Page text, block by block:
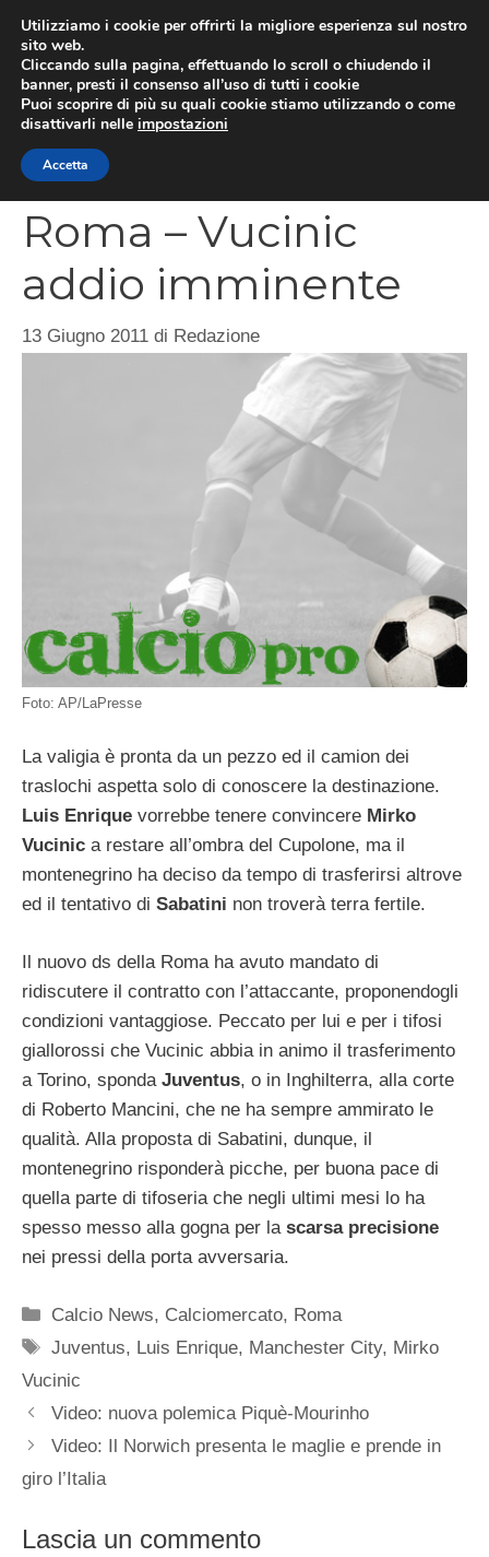
contenuto
Roma – Vucinic
addio imminente
13 Giugno 2011 di Redazione
Foto: AP/LaPresse
La valigia è pronta da un pezzo ed il camion dei
traslochi aspetta solo di conoscere la destinazione.
Luis Enrique vorrebbe tenere convincere Mirko
Vucinic a restare all’ombra del Cupolone, ma il
montenegrino ha deciso da tempo di trasferirsi altrove
ed il tentativo di Sabatini non troverà terra fertile.
Il nuovo ds della Roma ha avuto mandato di
ridiscutere il contratto con l’attaccante, proponendogli
condizioni vantaggiose. Peccato per lui e per i tifosi
giallorossi che Vucinic abbia in animo il trasferimento
a Torino, sponda Juventus, o in Inghilterra, alla corte
di Roberto Mancini, che ne ha sempre ammirato le
qualità. Alla proposta di Sabatini, dunque, il
montenegrino risponderà picche, per buona pace di
quella parte di tifoseria che negli ultimi mesi lo ha
spesso messo alla gogna per la scarsa precisione
nei pressi della porta avversaria.
Categorie
Calcio News, Calciomercato, Roma
Tag
Juventus, Luis Enrique, Manchester City, Mirko
Vucinic
Video: nuova polemica Piquè-Mourinho
Video: Il Norwich presenta le maglie e prende in
giro l’Italia
Lascia un commento
Utilizziamo i cookie per offrirti la migliore esperienza sul nostro
sito web.
Cliccando sulla pagina, effettuando lo scroll o chiudendo il
banner, presti il consenso all’uso di tutti i cookie
Puoi scoprire di più su quali cookie stiamo utilizzando o come
disattivarli nelle impostazioni
Accetta